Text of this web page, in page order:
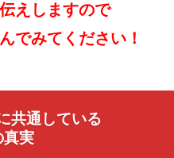
えしますので
でみてください！
共通している
真実